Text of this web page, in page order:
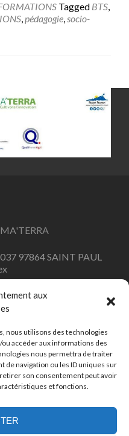
aux
nous utilisons des technologies
accéder aux informations des
nous permettra de traiter
de navigation ou les ID uniques sur
son consentement peut avoir
et fonctions.
Tagged BTS,
,pédagogie,socio-
97864 SAINT PAUL
92 92